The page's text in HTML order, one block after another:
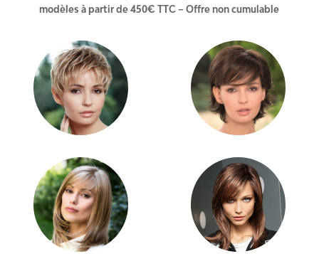
modèles à partir de 450€ TTC – Offre non cumulable